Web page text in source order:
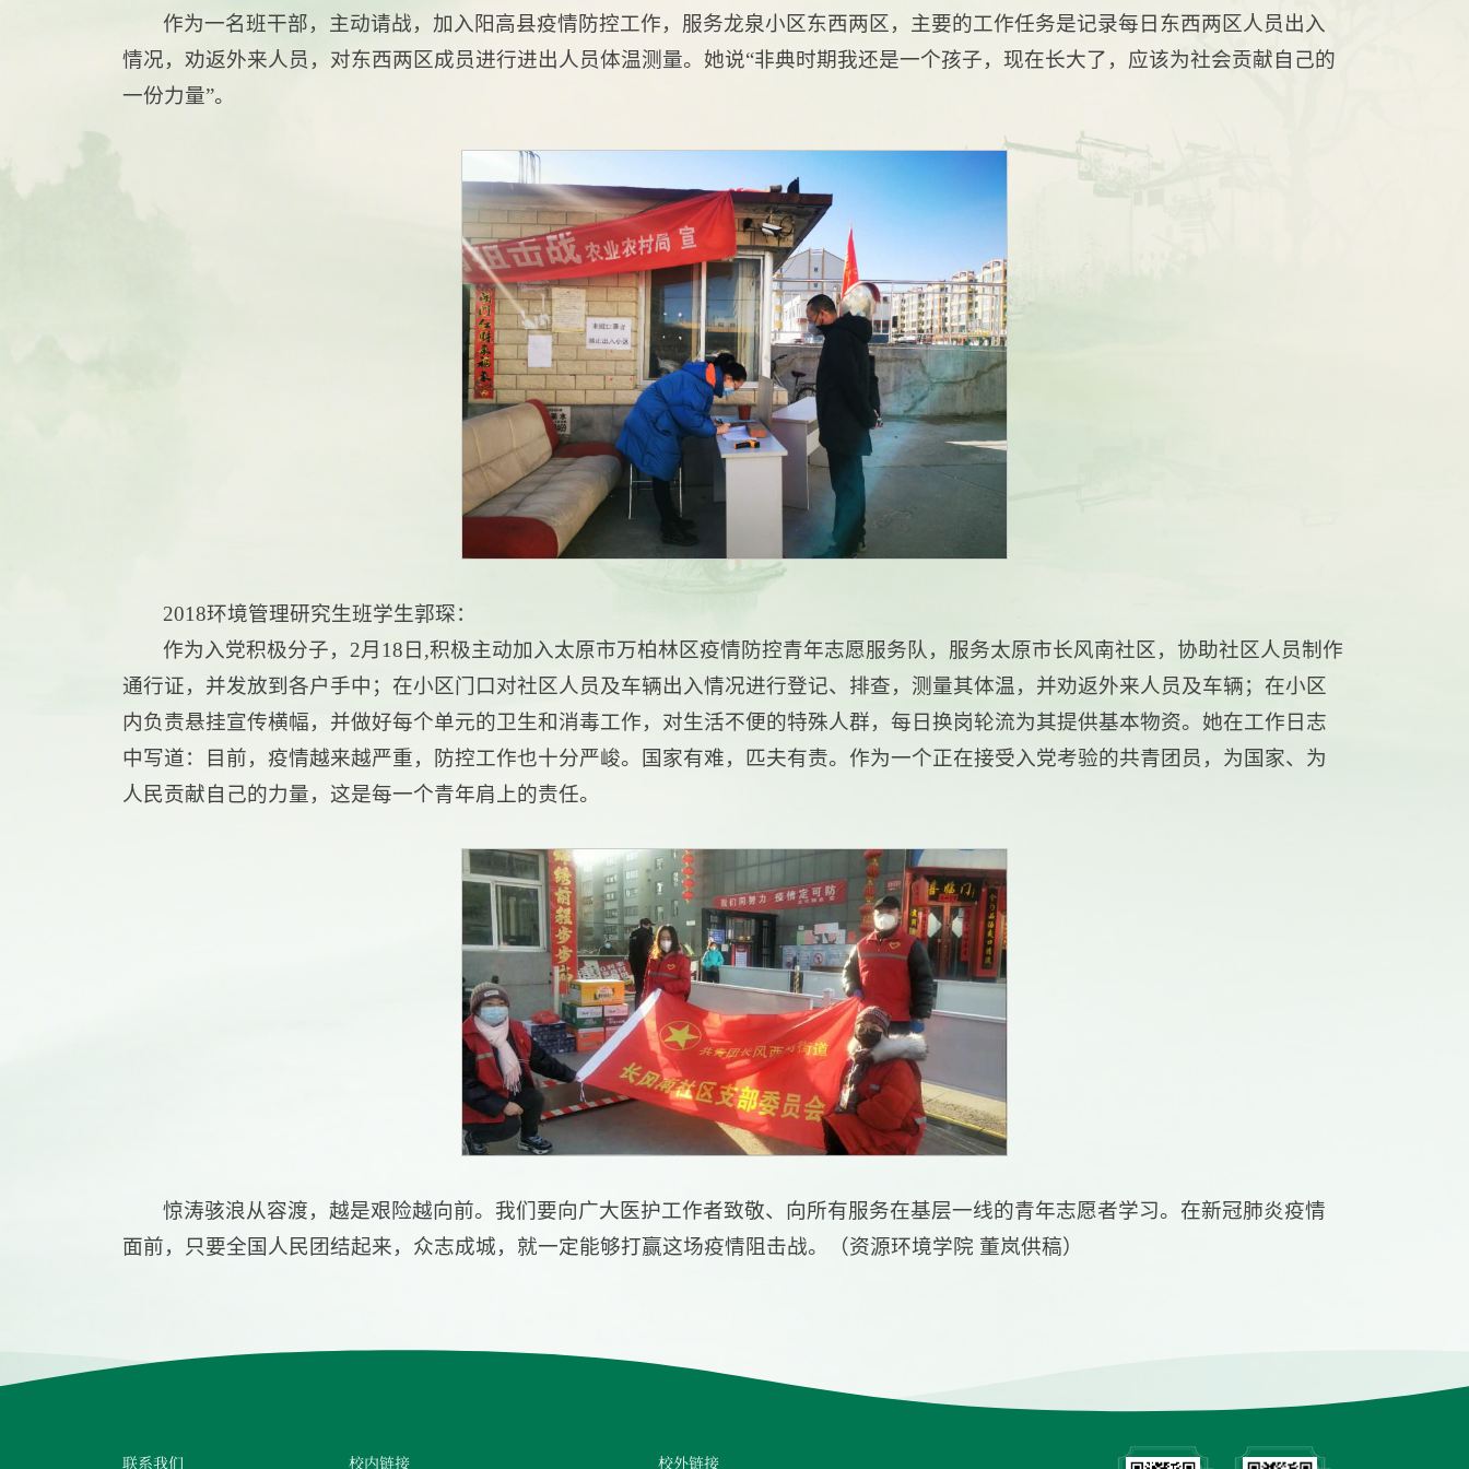
作为一名班干部，主动请战，加入阳高县疫情防控工作，服务龙泉小区东西两区，主要的工作任务是记录每日东西两区人员出入
情况，劝返外来人员，对东西两区成员进行进出人员体温测量。她说“非典时期我还是一个孩子，现在长大了，应该为社会贡献自己的
一份力量”。
2018环境管理研究生班学生郭琛：
作为入党积极分子，2月18日,积极主动加入太原市万柏林区疫情防控青年志愿服务队，服务太原市长风南社区，协助社区人员制作
通行证，并发放到各户手中；在小区门口对社区人员及车辆出入情况进行登记、排查，测量其体温，并劝返外来人员及车辆；在小区
内负责悬挂宣传横幅，并做好每个单元的卫生和消毒工作，对生活不便的特殊人群，每日换岗轮流为其提供基本物资。她在工作日志
中写道：目前，疫情越来越严重，防控工作也十分严峻。国家有难，匹夫有责。作为一个正在接受入党考验的共青团员，为国家、为
人民贡献自己的力量，这是每一个青年肩上的责任。
惊涛骇浪从容渡，越是艰险越向前。我们要向广大医护工作者致敬、向所有服务在基层一线的青年志愿者学习。在新冠肺炎疫情
面前，只要全国人民团结起来，众志成城，就一定能够打赢这场疫情阻击战。（资源环境学院 董岚供稿）
联系我们 校内链接 校外链接